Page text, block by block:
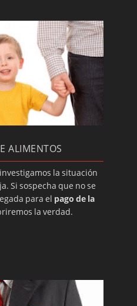
ALIMENTOS
investigamos la situación
Si sospecha que no se
para el pago de la
la verdad.